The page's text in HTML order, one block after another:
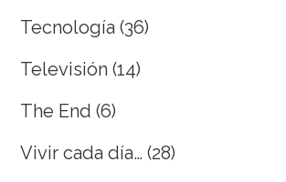
Tecnología (36)
Televisión (14)
The End (6)
Vivir cada día… (28)